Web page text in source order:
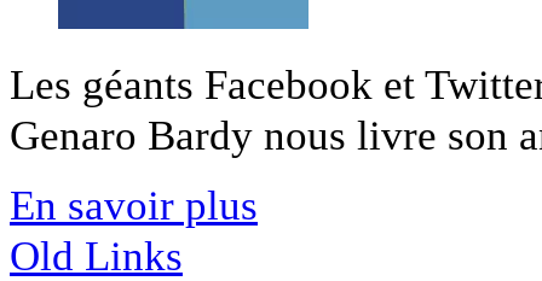
Les géants Facebook et
Genaro Bardy nous livre son
En savoir plus
Old Links